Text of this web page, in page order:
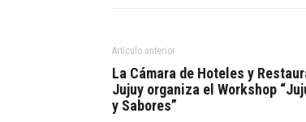
Artículo anterior
La Cámara de Hoteles y
Jujuy organiza el Workshop
y Sabores”